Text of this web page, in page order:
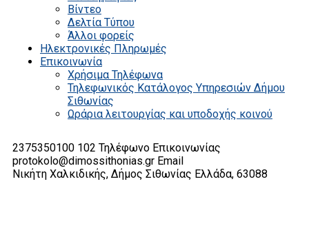
Βίντεο
Δελτία Τύπου
Άλλοι φορείς
Ηλεκτρονικές Πληρωμές
Επικοινωνία
Χρήσιμα Τηλέφωνα
Τηλεφωνικός Κατάλογος Υπηρεσιών Δήμου
Σιθωνίας
Ωράρια λειτουργίας και υποδοχής κοινού
2375350100 102 Τηλέφωνο Επικοινωνίας
protokolo@dimossithonias.gr Email
Νικήτη Χαλκιδικής, Δήμος Σιθωνίας Ελλάδα, 63088